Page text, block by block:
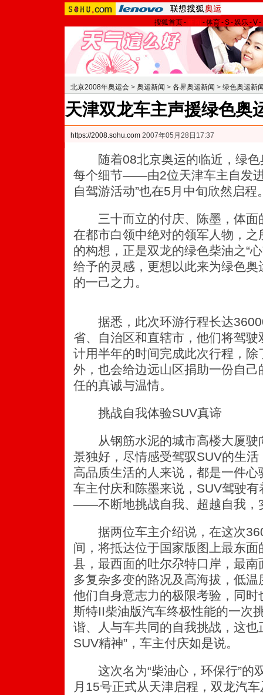
搜狐首页- -体育-S-娱乐-V-
北京2008年奥运会 > 奥运新闻 > 各界奥运新闻 > 绿色奥运新
天津双龙车主声援绿色奥
https://2008.sohu.com 2007年05月28日17:37
随着08北京奥运的临近，绿色
每个细节——由2位天津车主自发
自驾游活动”也在5月中旬欣然启程
三十而立的付庆、陈墨，体面
在都市白领中绝对的领军人物，
的构想，正是双龙的绿色柴油之“
给予的灵感，更想以此来为绿色
的一己之力。
据悉，此次环游行程长达
省、自治区和直辖市，他们将驾
计用半年的时间完成此次行程，
外，也会给边远山区捐助一份自
任的真诚与温情。
挑战自我体验SUV真谛
从钢筋水泥的城市高楼大厦驶
景独好，尽情感受驾驭SUV的生
高品质生活的人来说，都是一件
车主付庆和陈墨来说，SUV驾驶
——不断地挑战自我、超越自我，
据两位车主介绍说，在这次
间，将抵达位于国家版图上最东
县，最西面的吐尔尕特口岸，最
多复杂多变的路况及高海拔，低
他们自身意志力的极限考验，同
斯特II柴油版汽车终极性能的一
谐、人与车共同的自我挑战，这
SUV精神”，车主付庆如是说。
这次名为“柴油心，环保行”的
月15号正式从天津启程，双龙汽